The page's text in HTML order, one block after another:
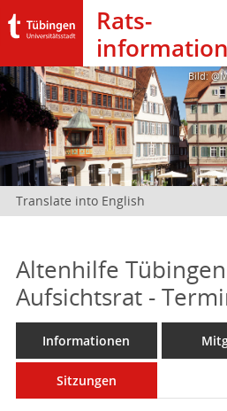
Rats­
Bild:
Translate into English
Altenhilfe
Aufsichtsrat -
Informationen
Sitzungen